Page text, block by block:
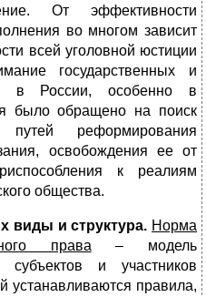
От эффективности
во многом зависит
всей уголовной юстиции
государственных и
в России, особенно в
было обращено на поиск
реформирования
освобождения ее от
к реалиям
общества.
виды и структура. Норма
права – модель
субъектов и участников
устанавливаются правила,